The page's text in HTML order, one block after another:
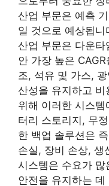
산업 부문은 예측
일 것으로 예상됩니
산업 부문은 다운
안 가장 높은
조, 석유 및 가스,
산성을 유지하고 비
위해 이러한 시스
터리 스토리지, 무
한 백업 솔루션은
손실, 장비 손상, 생
시스템은 수요가
안전을 유지하는 데